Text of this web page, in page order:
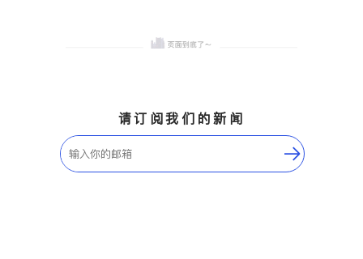
请订阅我们的新闻